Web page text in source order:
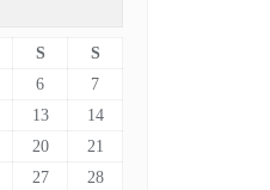
S
S
6
7
13
14
20
21
27
28